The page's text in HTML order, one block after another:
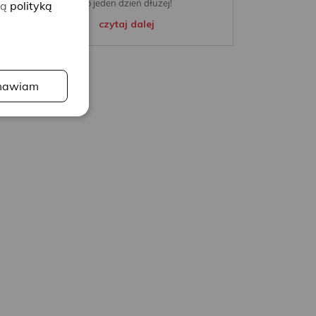
i o jeden dzień dłużej!
czytaj dalej
polityką